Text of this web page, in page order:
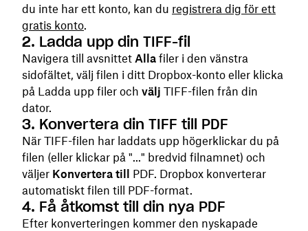
du inte har ett konto, kan du registrera dig för ett
gratis konto.
2. Ladda upp din TIFF-fil
Navigera till avsnittet Alla filer i den vänstra
sidofältet, välj filen i ditt Dropbox-konto eller klicka
på Ladda upp filer och välj TIFF-filen från din
dator.
3. Konvertera din TIFF till PDF
När TIFF-filen har laddats upp högerklickar du på
filen (eller klickar på "..." bredvid filnamnet) och
väljer Konvertera till PDF. Dropbox konverterar
automatiskt filen till PDF-format.
4. Få åtkomst till din nya PDF
Efter konverteringen kommer den nyskapade